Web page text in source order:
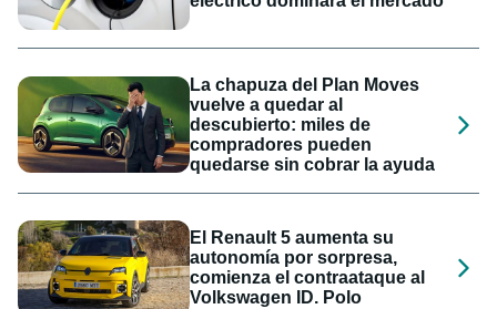
La chapuza del Plan Moves
vuelve a quedar al
descubierto: miles de
compradores pueden
quedarse sin cobrar la ayuda
El Renault 5 aumenta su
autonomía por sorpresa,
comienza el contraataque al
Volkswagen ID. Polo